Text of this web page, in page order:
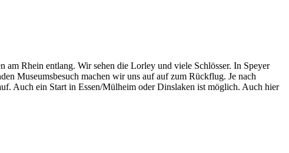
am Rhein entlang. Wir sehen die Lorley und viele Schlösser. In Speyer
Museumsbesuch machen wir uns auf auf zum Rückflug. Je nach
Auch ein Start in Essen/Mülheim oder Dinslaken ist möglich. Auch hier